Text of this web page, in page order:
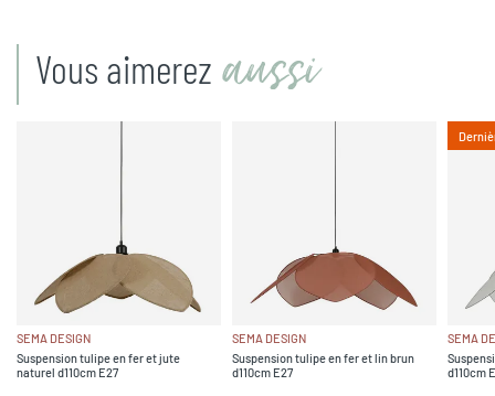
Vous aimerez aussi
SEMA DESIGN
Suspension tulipe en fer et jute
naturel d110cm E27
SEMA DESIGN
Suspension tulipe en fer et lin brun
d110cm E27
SEMA
d110cm